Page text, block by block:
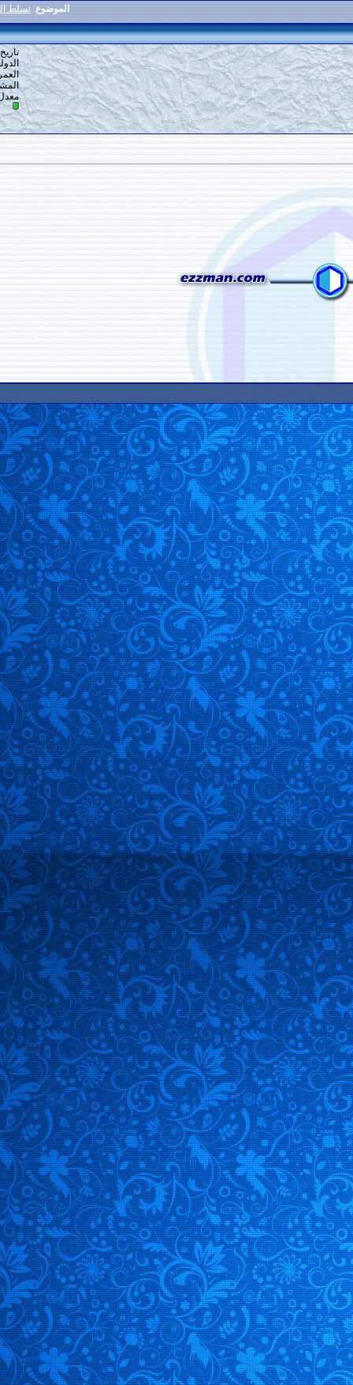
تسلط الوسوسة وسلطان الحجة
#
9
تاريخ التسجيل: 02-04-2019
الدولة: الأردن
العمر: 63
المشاركات: 4
معدل تقييم المستوى: 0